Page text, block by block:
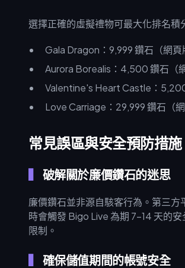
選擇正確的虛擬禮物可最大化排名積
Gala Dragon：9,999 鑽石（網
Aurora Borealis：4,500 鑽石（
Valentine's Heart Castle：5,200
Love Carriage：29,999 鑽石（
常見誤區與安全預防措施
破解關於廉價鑽石的迷思
廉價鑽石並非源自駭客行為。第三
時會觸發 Bigo Live 為期 7-14 天的
限制。
確保儲值期間的帳號安全